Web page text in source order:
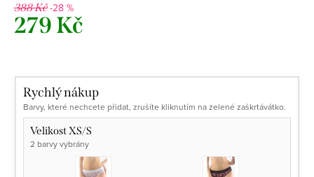
388 Kč-28 %
279 Kč
Rychlý nákup
Barvy, které nechcete přidat, zrušíte kliknutím na zelené zaškrtávátko.
Velikost XS/S
2 barvy vybrány